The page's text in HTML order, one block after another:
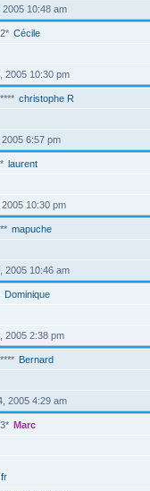
2005 10:48 am
Cécile
2005 10:30 pm
christophe R
6:57 pm
laurent
10:30 pm
mapuche
2005 10:46 am
Dominique
2005 2:38 pm
Bernard
2005 4:29 am
Marc